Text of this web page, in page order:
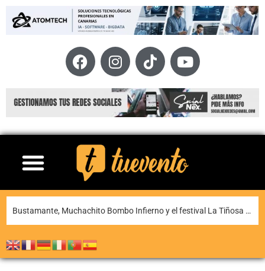
La XI Famara Total reunirá a algunos de los mejores corredores de Canarias del 13 al 15 de agosto